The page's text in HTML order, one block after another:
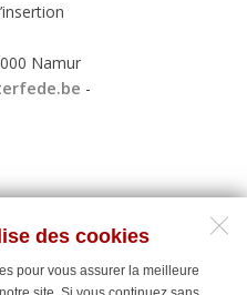
des cookies
pour vous assurer la meilleure
Namur
-
personnelles